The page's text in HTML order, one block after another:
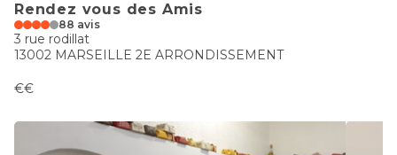
Rendez vous des Amis
88 avis
3 rue rodillat
13002 MARSEILLE 2E ARRONDISSEMENT
€€